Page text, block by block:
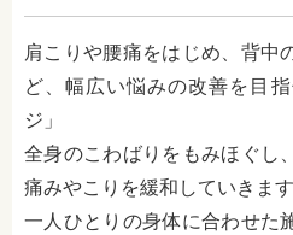
肩こりや腰痛をはじめ、背中
ど、幅広い悩みの改善を目
ジ」
全身のこわばりをもみほぐし
痛みやこりを緩和していきます
一人ひとりの身体に合わせた